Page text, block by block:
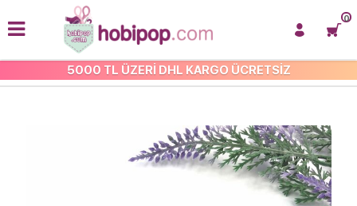
5000 TL ÜZERİ DHL KARGO ÜCRETSİZ
0
MAKAS VE KESİCİLER